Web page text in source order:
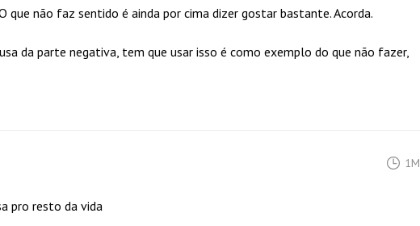
que não faz sentido é ainda por cima dizer gostar bastante. Acorda.
da parte negativa, tem que usar isso é como exemplo do que não fazer,
1M
pro resto da vida